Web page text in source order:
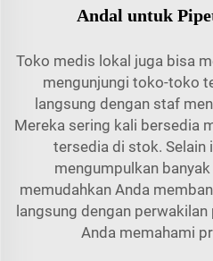
Andal untuk
Toko medis lokal juga bisa
mengunjungi toko-toko
langsung dengan staf
Mereka sering kali bersedia
tersedia di stok. Selain
mengumpulkan
memudahkan Anda
langsung dengan
Anda memahami